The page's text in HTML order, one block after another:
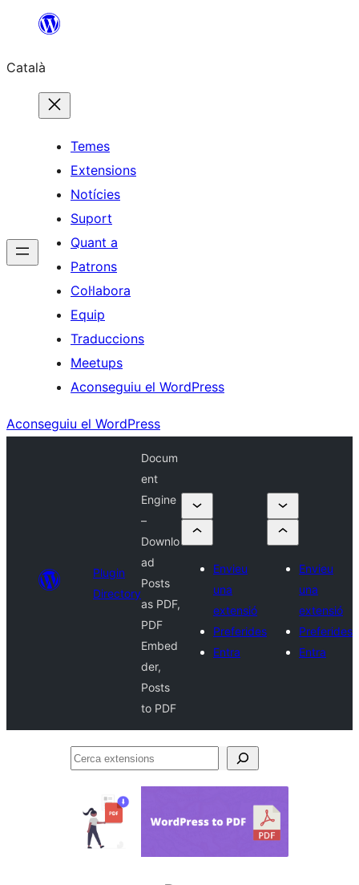
contingut
Català
Temes
Extensions
Notícies
Suport
Quant a
Patrons
Col·labora
Equip
Traduccions
Meetups
Aconseguiu el WordPress
Aconseguiu el WordPress
Plugin
Directory
Docum
ent
Engine
–
Downlo
ad
Posts
as PDF,
PDF
Embed
der,
Posts
to PDF
Envieu
una
extensió
Preferides
Entra
Envieu
una
extensió
Preferides
Entra
Cerca